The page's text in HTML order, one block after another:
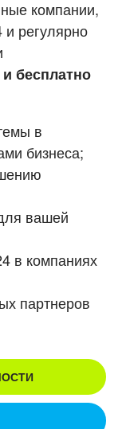
компании,
и регулярно
бесплатно
в
бизнеса;
вашей
в компаниях
партнеров